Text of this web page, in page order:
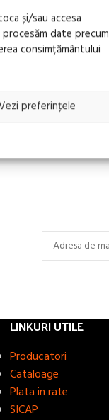
și/sau accesa
date precum
consimțământului
preferințele
LINKURI UTILE
Producatori
Cataloage
Plata in rate
SICAP